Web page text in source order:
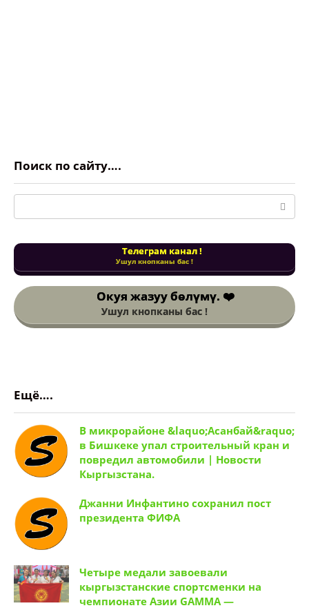
Поиск по сайту….
Телеграм канал !
Ушул кнопканы бас !
Окуя жазуу
бөлүмү. ❤️
В микрорайоне &laquo;Асанбай&raquo;
в Бишкеке упал строительный кран и
повредил автомобили | Новости
Кыргызстана.
Джанни Инфантино сохранил пост
Четыре медали завоевали